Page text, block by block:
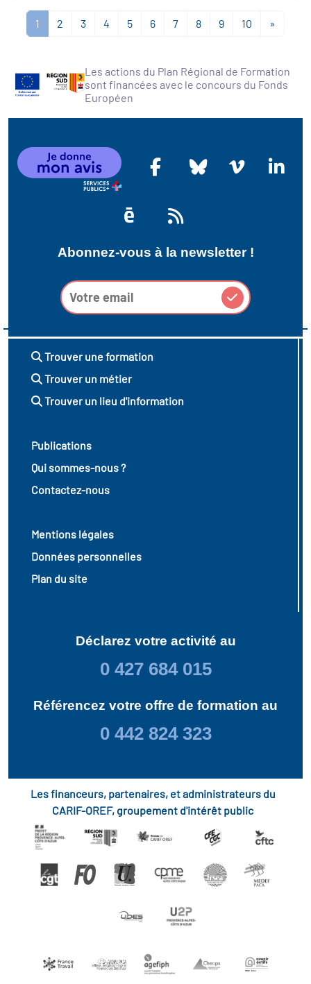
1 2 3 4 5 6 7 8 9 10 »
Les actions du Plan Régional de Formation
sont financées avec le concours du Fonds
Européen
Abonnez-vous à la newsletter !
Trouver une formation
Trouver un métier
Trouver un lieu d'information
Publications
Qui sommes-nous ?
Contactez-nous
Mentions légales
Données personnelles
Plan du site
Déclarez votre activité au
0 427 684 015
Référencez votre offre de formation au
0 442 824 323
Les financeurs, partenaires, et administrateurs du
CARIF-OREF, groupement d'intérêt public